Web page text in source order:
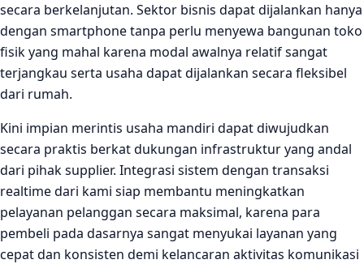
secara berkelanjutan. Sektor bisnis dapat dijalankan hanya
dengan smartphone tanpa perlu menyewa bangunan toko
fisik yang mahal karena modal awalnya relatif sangat
terjangkau serta usaha dapat dijalankan secara fleksibel
dari rumah.
Kini impian merintis usaha mandiri dapat diwujudkan
secara praktis berkat dukungan infrastruktur yang andal
dari pihak supplier. Integrasi sistem dengan transaksi
realtime dari kami siap membantu meningkatkan
pelayanan pelanggan secara maksimal, karena para
pembeli pada dasarnya sangat menyukai layanan yang
cepat dan konsisten demi kelancaran aktivitas komunikasi